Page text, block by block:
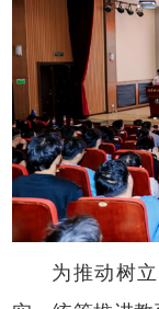
为推动树